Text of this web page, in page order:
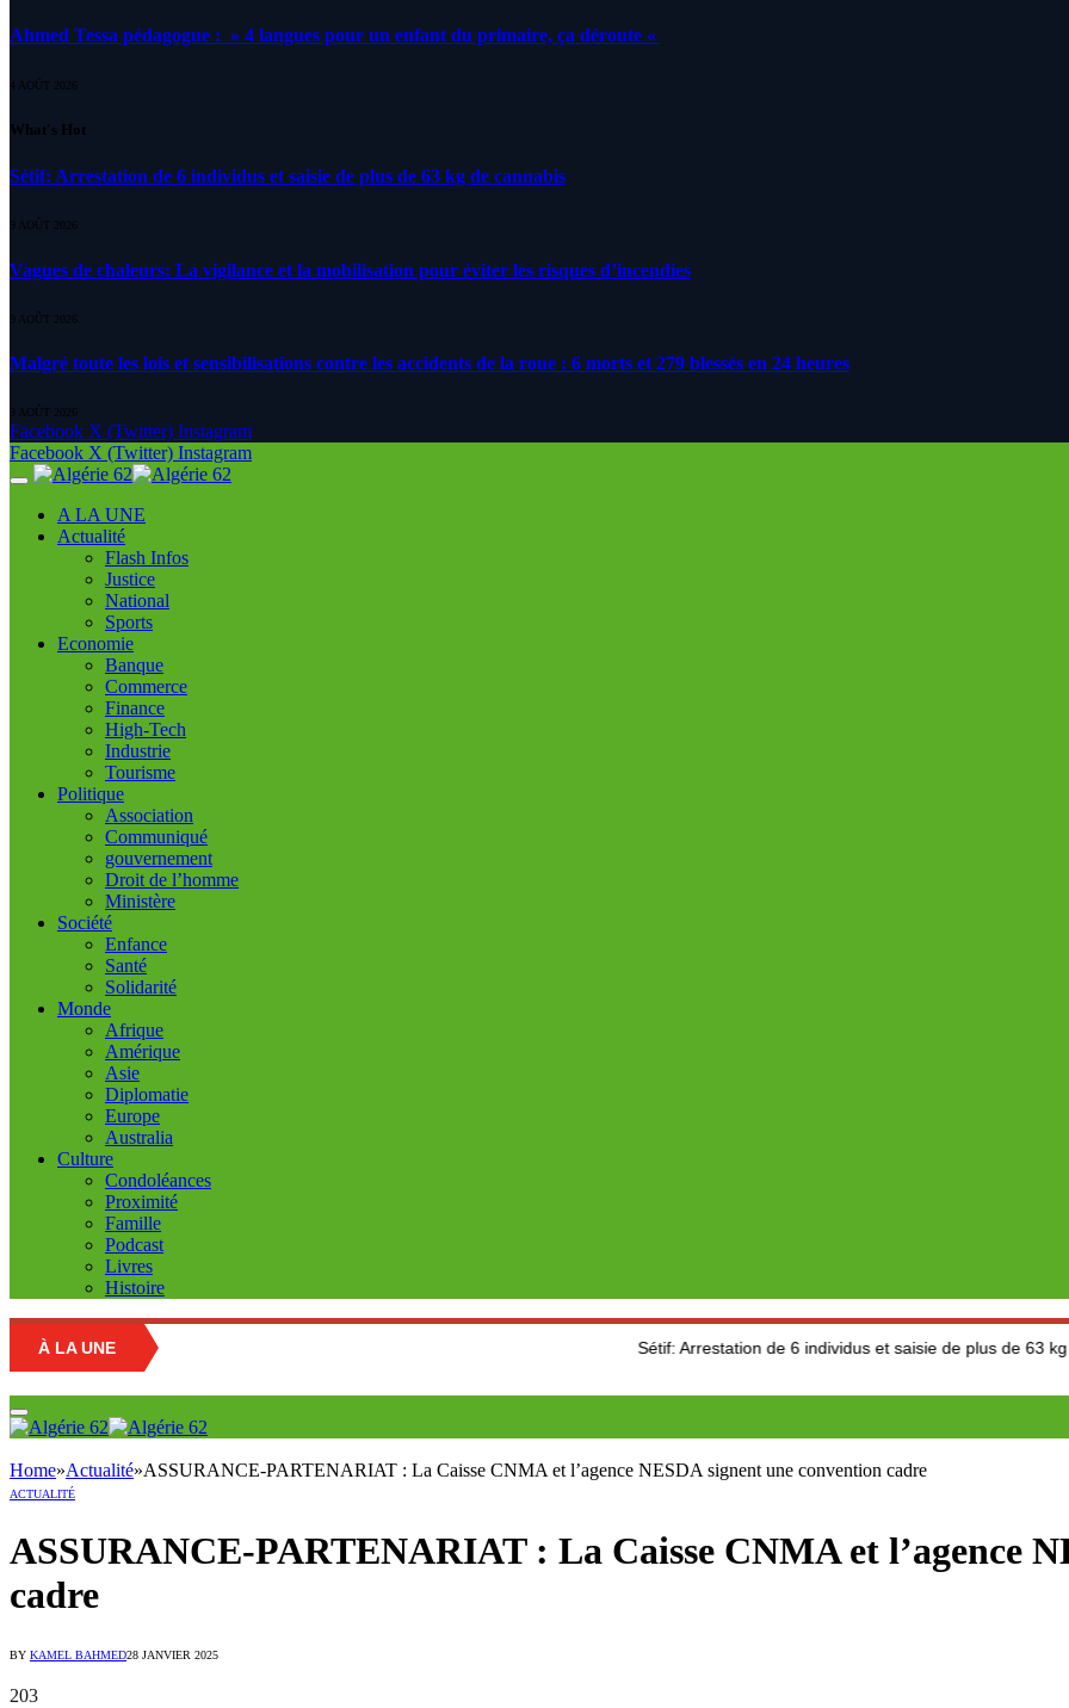
Ahmed Tessa pédagogue : » 4 langues pour un enfant du primaire, ça déroute «
4 AOÛT 2026
What's Hot
Sétif: Arrestation de 6 individus et saisie de plus de 63 kg de cannabis
9 AOÛT 2026
Vagues de chaleurs: La vigilance et la mobilisation pour éviter les risques d’incendies
9 AOÛT 2026
Malgré toute les lois et sensibilisations contre les accidents de la roue : 6 morts et 279 blessés en 24 heures
9 AOÛT 2026
Facebook X (Twitter) Instagram
Facebook X (Twitter) Instagram
A LA UNE
Actualité
Flash Infos
Justice
National
Sports
Economie
Banque
Commerce
Finance
High-Tech
Industrie
Tourisme
Politique
Association
Communiqué
gouvernement
Droit de l’homme
Ministère
Société
Enfance
Santé
Solidarité
Monde
Afrique
Amérique
Asie
Diplomatie
Europe
Australia
Culture
Condoléances
Proximité
Famille
Podcast
Livres
Histoire
À LA UNE Sétif: Arrestation de 6 individus et saisie de plus de 63 kg de cannabis
Home»Actualité»ASSURANCE-PARTENARIAT : La Caisse CNMA et l’agence NESDA signent une convention cadre
ACTUALITÉ
ASSURANCE-PARTENARIAT : La Caisse CNMA et l’agence
cadre
BY KAMEL BAHMED28 JANVIER 2025
203